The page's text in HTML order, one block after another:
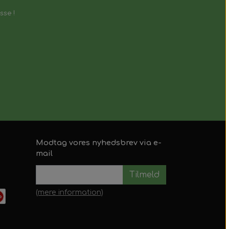
!
Modtag vores nyhedsbrev via e-
mail
Tilmeld
(mere information)